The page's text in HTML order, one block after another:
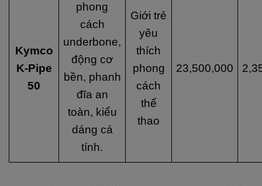
Kymco
K-Pipe
50
phong
cách
underbone,
động cơ
bền, phanh
đĩa an
toàn, kiểu
dáng cá
tính.
Giới trẻ
yêu
thích
phong
cách
thể
thao
23,500,000